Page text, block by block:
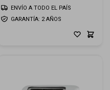
GARANTÍA: 2 AÑOS
ENVÍO A TODO EL PAÍS